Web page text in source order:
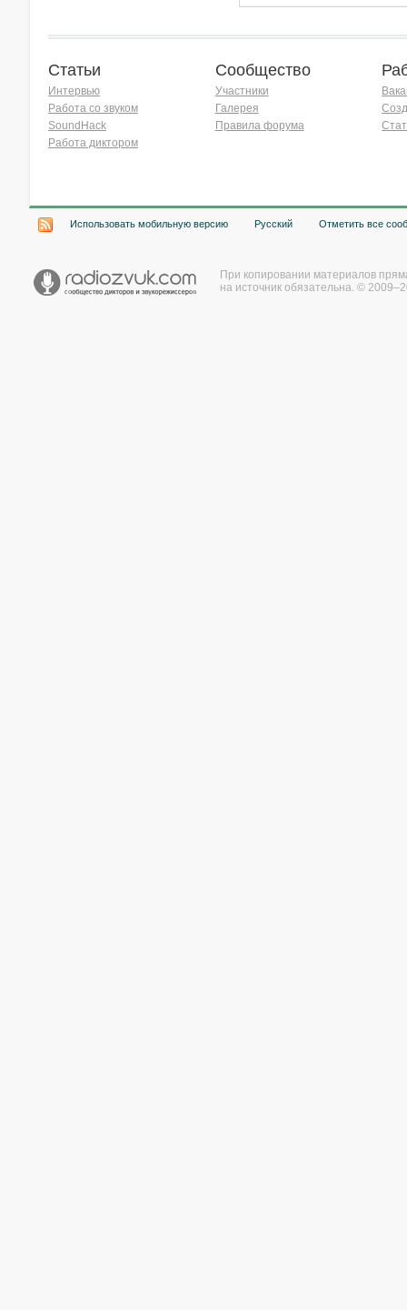
Статьи
Интервью
Работа со звуком
SoundHack
Работа диктором
Сообщество
Участники
Галерея
Правила форума
Использовать мобильную версию Русский Отметить все
При копировании материалов
на источник обязательна. ©